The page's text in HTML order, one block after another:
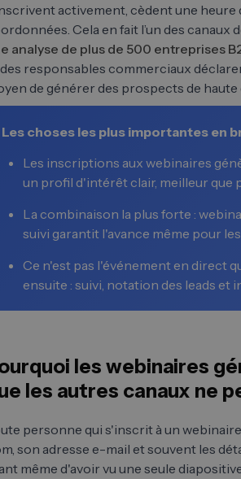
activement, cèdent une heure
Cela en fait l’un des canaux
analyse de plus de 500 entreprises
responsables commerciaux
de générer des prospects de haute
Les choses les plus importantes en
Les inscriptions aux webinaires
un profil d'intérêt clair, meilleur que
La combinaison la plus forte :
suivi garantit l'avance même pour
Ce n'est pas l'événement en direct
ensuite : suivi, notation des leads et
les webinaires
les autres canaux ne
personne qui s'inscrit à un
son adresse e-mail et souvent les
même d'avoir vu une seule